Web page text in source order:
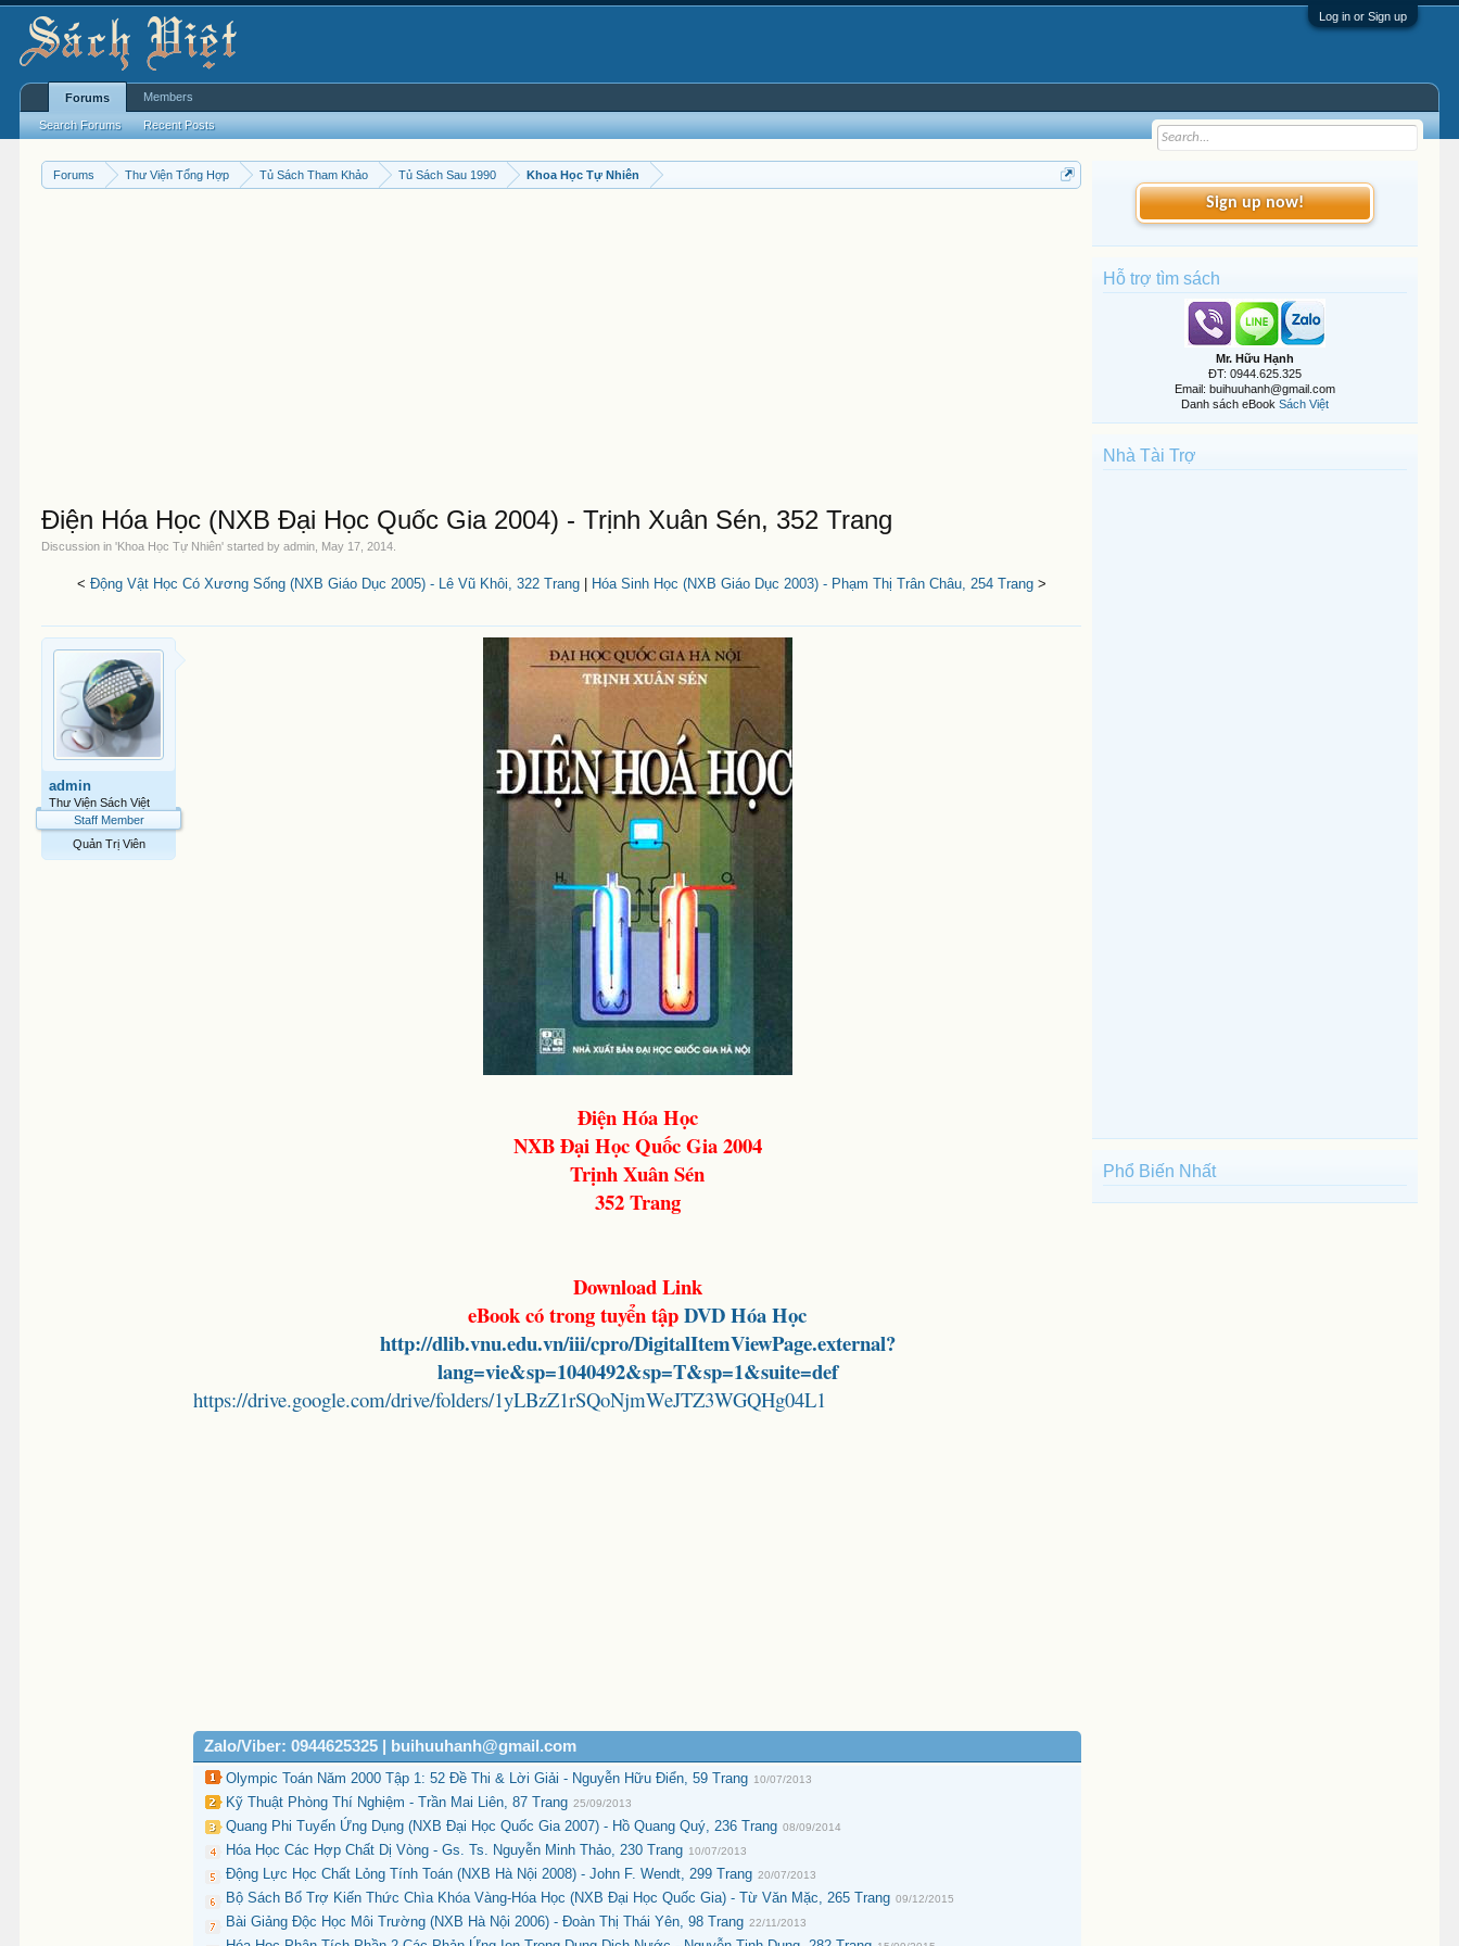
Log in or Sign up
Forums Thư Viện Tổng Hợp Tủ Sách Tham Khảo Tủ Sách Sau 1990 Khoa Học Tự Nhiên
Điện Hóa Học (NXB Đại Học Quốc Gia 2004) - Trịnh Xuân Sén, 352 Trang
Discussion in 'Khoa Học Tự Nhiên' started byadmin May 17, 2014
< Động Vật Học Có Xương Sống (NXB Giáo Dục 2005) - Lê Vũ Khôi, 322 Trang| Hóa Sinh Học (NXB Giáo Dục 2003) - Phạm Thị Trân Châu, 254 Trang>
admin
Thư Viện Sách Việt
Staff Member
Quản Trị Viên
Điện Hóa Học
NXB Đại Học Quốc Gia 2004
Trịnh Xuân Sén
352 Trang
Download Link
eBook có trong tuyển tậpDVD Hóa Học
http://dlib.vnu.edu.vn/iii/cpro/DigitalItemViewPage.external?
lang=vie&sp=1040492&sp=T&sp=1&suite=def
https://drive.google.com/drive/folders/1yLBzZ1rSQoNjmWeJTZ3WGQHg04L1
Zalo/Viber: 0944625325 | buihuuhanh@gmail.com
Olympic Toán Năm 2000 Tập 1: 52 Đề Thi & Lời Giải - Nguyễn Hữu Điển, 59 Trang 10/07/2013
Kỹ Thuật Phòng Thí Nghiệm - Trần Mai Liên, 87 Trang 25/09/2013
Quang Phi Tuyến Ứng Dụng (NXB Đại Học Quốc Gia 2007) - Hồ Quang Quý, 236 Trang 08/09/2014
Hóa Học Các Hợp Chất Dị Vòng - Gs. Ts. Nguyễn Minh Thảo, 230 Trang 10/07/2013
Động Lực Học Chất Lỏng Tính Toán (NXB Hà Nội 2008) - John F. Wendt, 299 Trang 20/07/2013
Bộ Sách Bổ Trợ Kiến Thức Chìa Khóa Vàng-Hóa Học (NXB Đại Học Quốc Gia) - Từ Văn Mặc, 265 Trang 09/12/2015
Bài Giảng Độc Học Môi Trường (NXB Hà Nội 2006) - Đoàn Thị Thái Yên, 98 Trang 22/11/2013
Sign up now!
Hỗ trợ tìm sách
Mr. Hữu Hạnh
ĐT: 0944.625.325
Email: buihuuhanh@gmail.com
Danh sách eBook Sách Việt
Nhà Tài Trợ
Phổ Biến Nhất
Forums
Search Forums Recent Posts
Members